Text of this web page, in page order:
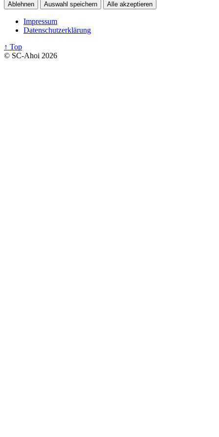
Ablehnen Auswahl speichern Alle akzeptieren
Impressum
Datenschutzerklärung
↑ Top
© SC-Ahoi 2026